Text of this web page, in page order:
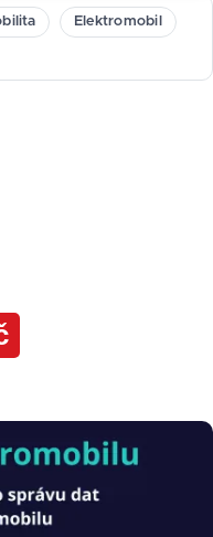
Elektromobil